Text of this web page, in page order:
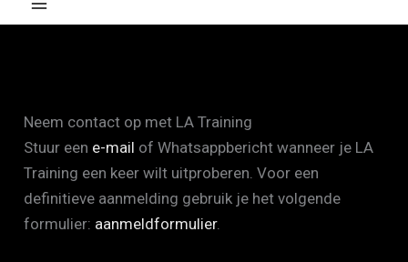
Neem contact op met LA Training
Stuur een e-mail of Whatsappbericht wanneer je LA
Training een keer wilt uitproberen. Voor een
definitieve aanmelding gebruik je het volgende
formulier: aanmeldformulier.